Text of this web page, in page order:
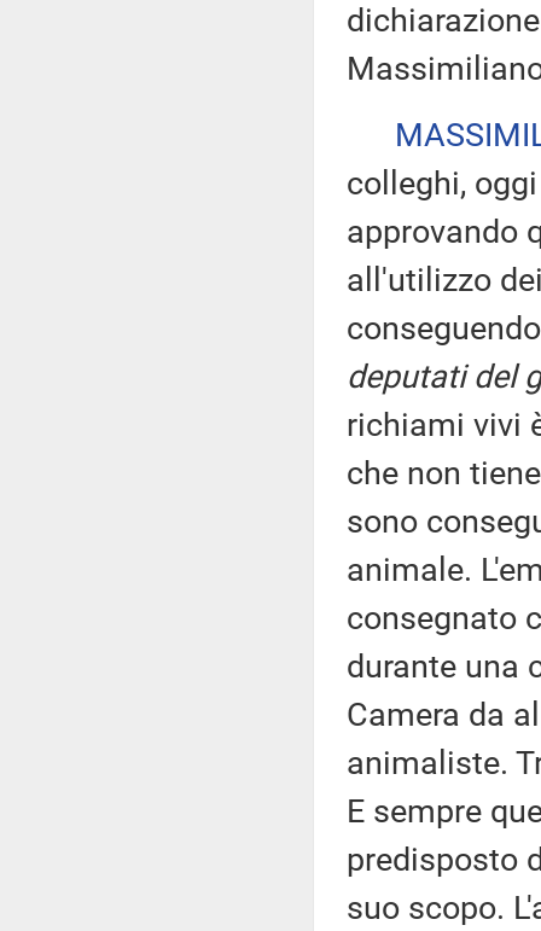
colleghi,
approvando
all'utilizzo
deputati del
richiami vivi
che non
sono
animale.
consegnato
durante una
Camera da
animaliste.
E sempre
predisposto
suo scopo.